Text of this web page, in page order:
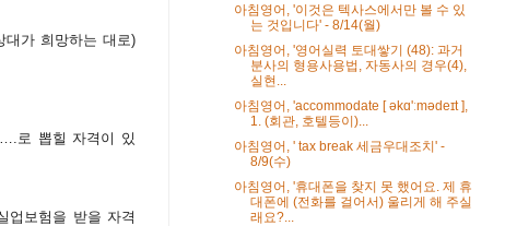
대가 희망하는 대로)
로 뽑힐 자격이 있
업보험을 받을 자격
아침영어, '이것은 텍사스에서만 볼 수 있
는 것입니다' - 8/14(월)
아침영어, '영어실력 토대쌓기 (48): 과거
분사의 형용사용법, 자동사의 경우(4),
실현...
아침영어, 'accommodate [ əkɑ'ːmədeɪt ],
1. (회관, 호텔등이)...
아침영어, ' tax break 세금우대조치' -
8/9(수)
아침영어, '휴대폰을 찾지 못 했어요. 제 휴
대폰에 (전화를 걸어서) 울리게 해 주실
래요?...